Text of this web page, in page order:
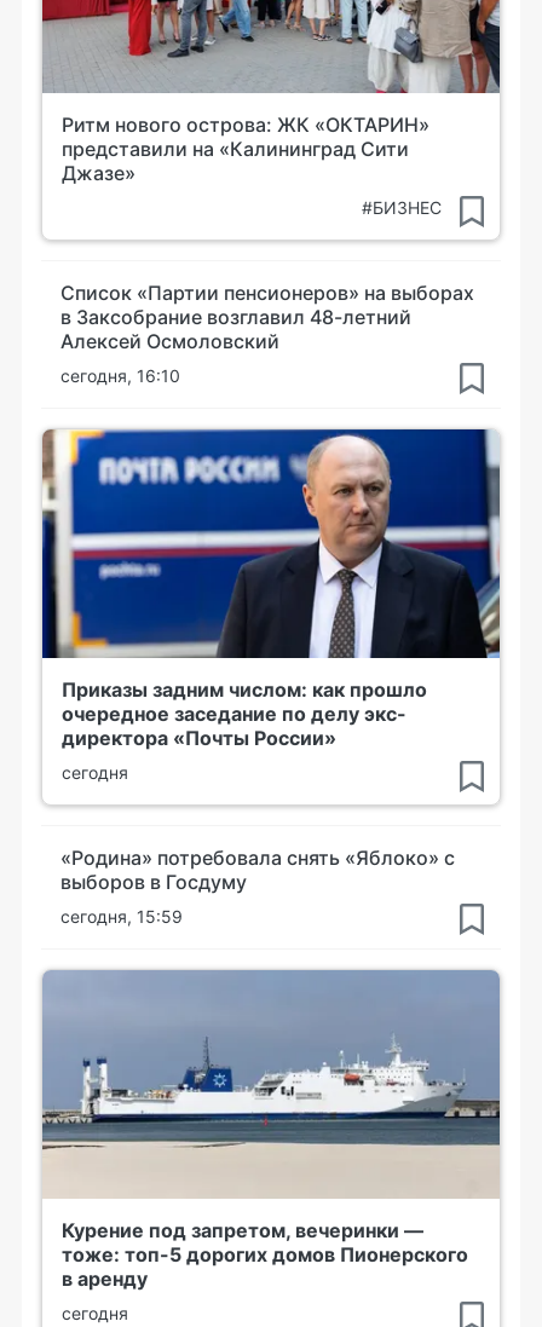
Ритм нового острова: ЖК «ОКТАРИН»
представили на «Калининград Сити
Джазе»
#БИЗНЕС
Список «Партии пенсионеров» на выборах
в Заксобрание возглавил 48-летний
Алексей Осмоловский
сегодня, 16:10
Приказы задним числом: как прошло
очередное заседание по делу экс-
директора «Почты России»
сегодня
«Родина» потребовала снять «Яблоко» с
выборов в Госдуму
сегодня, 15:59
Курение под запретом, вечеринки —
тоже: топ-5 дорогих домов Пионерского
в аренду
сегодня